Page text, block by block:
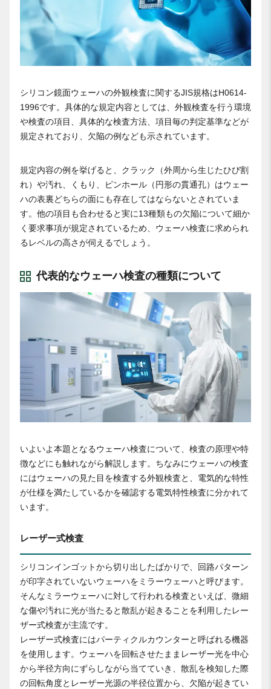
シリコン鏡面ウェーハの外観検査に関するJIS規格はH0614-
1996です。具体的な規定内容としては、外観検査を行う環境
や検査の項目、具体的な検査方法、項目毎の判定基準などが
規定されており、欠陥の例なども示されています。
規定内容の例を挙げると、クラック（外周から生じたひび割
れ）や汚れ、くもり、ピンホール（円形の貫通孔）はウェー
ハの表裏どちらの面にも存在してはならないとされていま
す。他の項目も合わせると実に13種類もの欠陥について細か
く要求事項が規定されているため、ウェーハ検査に求められ
るレベルの高さが伺えるでしょう。
代表的なウェーハ検査の種類について
いよいよ本題となるウェーハ検査について、検査の原理や特
徴などにも触れながら解説します。ちなみにウェーハの検査
にはウェーハの見た目を検査する外観検査と、電気的な特性
が仕様を満たしているかを確認する電気特性検査に分かれて
います。
レーザー式検査
シリコンインゴットから切り出したばかりで、回路パターン
が印字されていないウェーハをミラーウェーハと呼びます。
そんなミラーウェーハに対して行われる検査といえば、微細
な傷や汚れに光が当たると散乱が起きることを利用したレー
ザー式検査が主流です。
レーザー式検査にはパーティクルカウンターと呼ばれる機器
を使用します。ウェーハを回転させたままレーザー光を中心
から半径方向にずらしながら当てていき、散乱を検知した際
の回転角度とレーザー光源の半径位置から、欠陥が起きてい